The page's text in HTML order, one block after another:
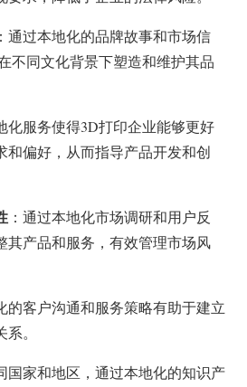
：通过本地化的品牌故事和市场信
不同文化背景下塑造和维护其品
化服务使得3D打印企业能够更好
和偏好，从而指导产品开发和创
：通过本地化市场调研和用户反
其产品和服务，有效管理市场风
的客户沟通和服务策略有助于建立
。
国家和地区，通过本地化的知识产